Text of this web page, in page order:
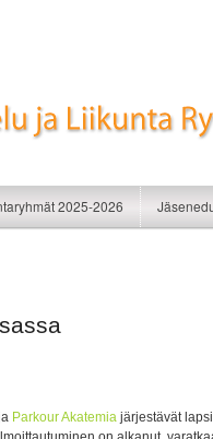
ja
2025-2026
Parkour Akatemia järjestävät